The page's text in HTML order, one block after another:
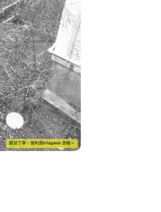
親切丁寧・便利屋kitagawa 彦根～